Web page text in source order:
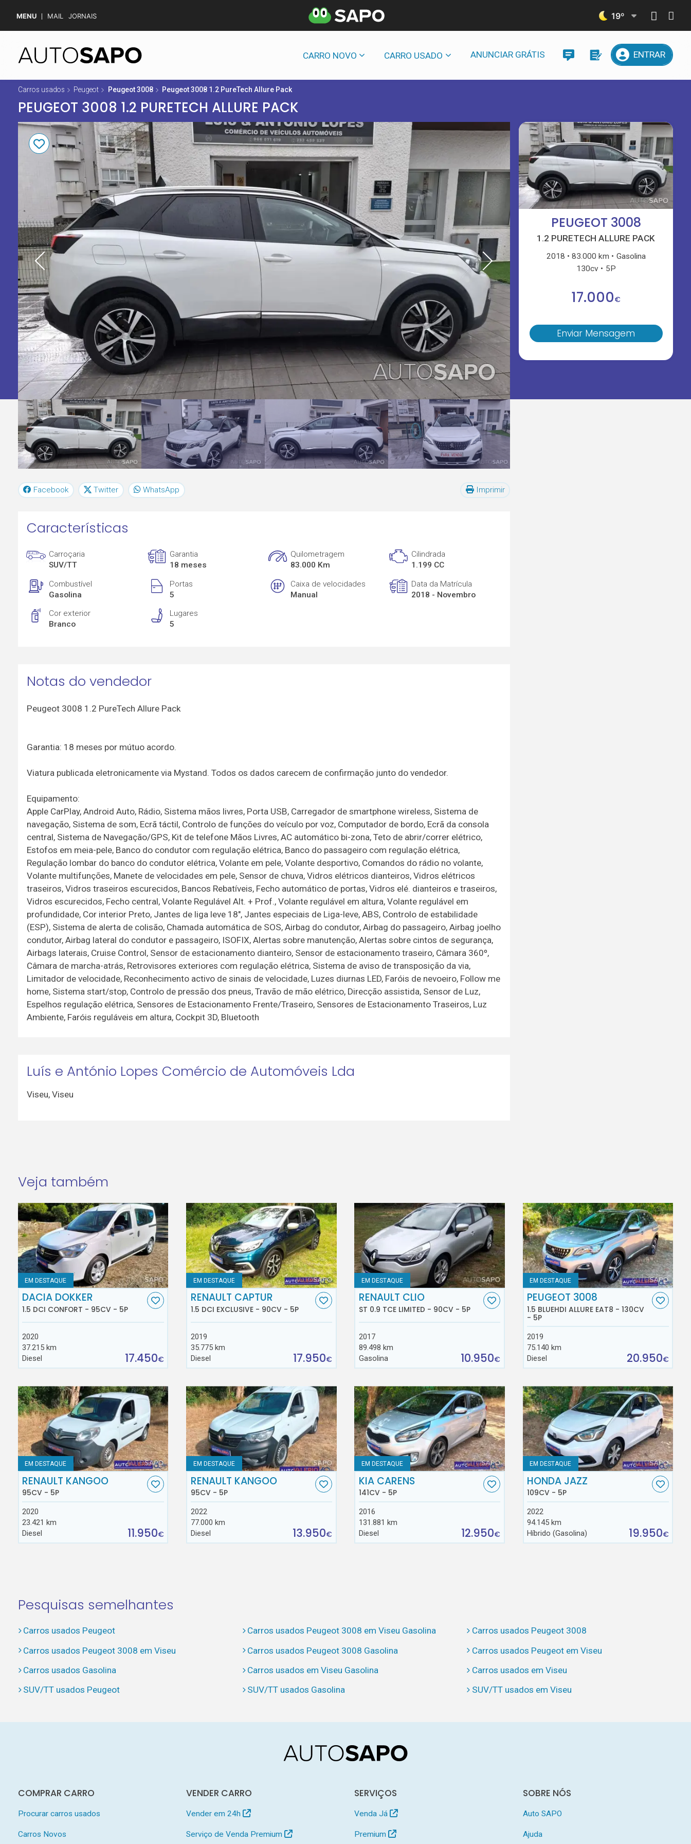
MENU MAIL JORNAIS 19º
CARRO NOVO CARRO USADO ANUNCIAR GRÁTIS ENTRAR
Carros usados Peugeot Peugeot 3008 Peugeot 3008 1.2 PureTech Allure Pack
PEUGEOT 3008 1.2 PURETECH ALLURE PACK
PEUGEOT 3008
1.2 PURETECH ALLURE PACK
2018 83.000 km
Gasolina
130cv
5P
17.000€
Enviar Mensagem
Facebook Twitter WhatsApp Imprimir
Características
Carroçaria
SUV/TT
Garantia
18 meses
Quilometragem
83.000 Km
Cilindrada
1.199 CC
Combustível
Gasolina
Portas
5
Caixa de velocidades
Manual
Data da Matrícula
2018 - Novembro
Cor exterior
Branco
Lugares
5
Notas do vendedor
Peugeot 3008 1.2 PureTech Allure Pack
Garantia: 18 meses por mútuo acordo.
Viatura publicada eletronicamente via Mystand. Todos os dados carecem de confirmação junto do vendedor.
Equipamento:
Apple CarPlay, Android Auto, Rádio, Sistema mãos livres, Porta USB, Carregador de smartphone wireless, Sistema de
navegação, Sistema de som, Ecrã táctil, Controlo de funções do veículo por voz, Computador de bordo, Ecrã da consola
central, Sistema de Navegação/GPS, Kit de telefone Mãos Livres, AC automático bi-zona, Teto de abrir/correr elétrico,
Estofos em meia-pele, Banco do condutor com regulação elétrica, Banco do passageiro com regulação elétrica,
Regulação lombar do banco do condutor elétrica, Volante em pele, Volante desportivo, Comandos do rádio no volante,
Volante multifunções, Manete de velocidades em pele, Sensor de chuva, Vidros elétricos dianteiros, Vidros elétricos
traseiros, Vidros traseiros escurecidos, Bancos Rebatíveis, Fecho automático de portas, Vidros elé. dianteiros e traseiros,
Vidros escurecidos, Fecho central, Volante Regulável Alt. + Prof., Volante regulável em altura, Volante regulável em
profundidade, Cor interior Preto, Jantes de liga leve 18", Jantes especiais de Liga-leve, ABS, Controlo de estabilidade
(ESP), Sistema de alerta de colisão, Chamada automática de SOS, Airbag do condutor, Airbag do passageiro, Airbag joelho
condutor, Airbag lateral do condutor e passageiro, ISOFIX, Alertas sobre manutenção, Alertas sobre cintos de segurança,
Airbags laterais, Cruise Control, Sensor de estacionamento dianteiro, Sensor de estacionamento traseiro, Câmara 360º,
Câmara de marcha-atrás, Retrovisores exteriores com regulação elétrica, Sistema de aviso de transposição da via,
Limitador de velocidade, Reconhecimento activo de sinais de velocidade, Luzes diurnas LED, Faróis de nevoeiro, Follow me
home, Sistema start/stop, Controlo de pressão dos pneus, Travão de mão elétrico, Direcção assistida, Sensor de Luz,
Espelhos regulação elétrica, Sensores de Estacionamento Frente/Traseiro, Sensores de Estacionamento Traseiros, Luz
Ambiente, Faróis reguláveis em altura, Cockpit 3D, Bluetooth
Luís e António Lopes Comércio de Automóveis Lda
Viseu, Viseu
Veja também
EM DESTAQUE
DACIA DOKKER
1.5 DCI CONFORT - 95CV - 5P
2020
37.215 km
Diesel
17.450€
EM DESTAQUE
RENAULT CAPTUR
1.5 DCI EXCLUSIVE - 90CV - 5P
2019
35.775 km
Diesel
17.950€
EM DESTAQUE
RENAULT CLIO
ST 0.9 TCE LIMITED - 90CV - 5P
2017
89.498 km
Gasolina
10.950€
EM DESTAQUE
PEUGEOT 3008
1.5 BLUEHDI ALLURE EAT8 - 130CV
- 5P
2019
75.140 km
Diesel
20.950€
EM DESTAQUE
RENAULT KANGOO
95CV - 5P
2020
23.421 km
Diesel
11.950€
EM DESTAQUE
RENAULT KANGOO
95CV - 5P
2022
77.000 km
Diesel
13.950€
EM DESTAQUE
KIA CARENS
141CV - 5P
2016
131.881 km
Diesel
12.950€
EM DESTAQUE
HONDA JAZZ
109CV - 5P
2022
94.145 km
Híbrido (Gasolina)
19.950€
Pesquisas semelhantes
Carros usados Peugeot Carros usados Peugeot 3008 em Viseu Gasolina
Carros usados Peugeot 3008
Carros usados Peugeot 3008 em Viseu
Carros usados Peugeot 3008 Gasolina
Carros usados Peugeot em Viseu
Carros usados Gasolina
Carros usados em Viseu Gasolina
Carros usados em Viseu
SUV/TT usados Peugeot
SUV/TT usados Gasolina SUV/TT usados em Viseu
COMPRAR CARRO
Procurar carros usados
Carros Novos
VENDER CARRO
Vender em 24h
Serviço de Venda Premium
SERVIÇOS
Venda Já
Premium
SOBRE NÓS
Auto SAPO
Ajuda